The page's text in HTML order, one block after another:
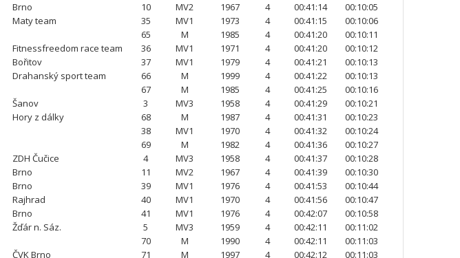
Brno 10 MV2 1967 4 00:41:14
00:10:05
Maty team 35 MV1 1973 4 00:41:15
00:10:06
65 M 1985 4 00:41:20
00:10:11
Fitnessfreedom race team 36 MV1 1971 4 00:41:20
00:10:12
Bořitov 37 MV1 1979 4 00:41:21
00:10:13
Drahanský sport team 66 M 1999 4 00:41:22
00:10:13
67 M 1985 4 00:41:25
00:10:16
Šanov 3 MV3 1958 4 00:41:29
00:10:21
Hory z dálky 68 M 1987 4 00:41:31
00:10:23
38 MV1 1970 4 00:41:32
00:10:24
69 M 1982 4 00:41:36
00:10:27
ZDH Čučice 4 MV3 1958 4 00:41:37
00:10:28
Brno 11 MV2 1967 4 00:41:39
00:10:30
Brno 39 MV1 1976 4 00:41:53
00:10:44
Rajhrad 40 MV1 1970 4 00:41:56
00:10:47
Brno 41 MV1 1976 4 00:42:07
00:10:58
Žďár n. Sáz. 5 MV3 1959 4 00:42:11
00:11:02
70 M 1990 4 00:42:11
00:11:03
ČVK Brno 71 M 1997 4 00:42:12 00:11:03